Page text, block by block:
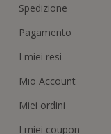
Spedizione
Pagamento
I miei resi
Mio Account
Miei ordini
I miei coupon